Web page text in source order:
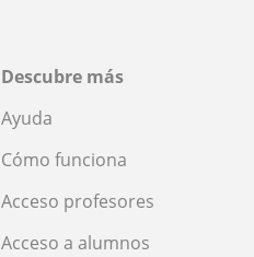
Descubre más
Ayuda
Cómo funciona
Acceso profesores
Acceso a alumnos